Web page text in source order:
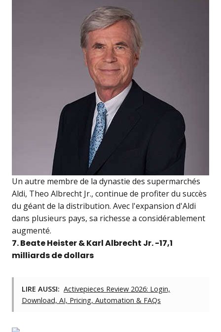
Un autre membre de la dynastie des supermarchés
Aldi, Theo Albrecht Jr., continue de profiter du succès
du géant de la distribution. Avec l'expansion d'Aldi
dans plusieurs pays, sa richesse a considérablement
augmenté.
7. Beate Heister & Karl Albrecht Jr. -17,1
milliards de dollars
LIRE AUSSI: Activepieces Review 2026: Login,
Download, AI, Pricing, Automation & FAQs